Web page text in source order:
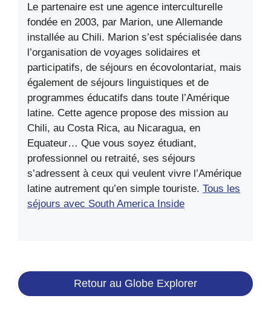
Le partenaire est une agence interculturelle
fondée en 2003, par Marion, une Allemande
installée au Chili. Marion s’est spécialisée dans
l’organisation de voyages solidaires et
participatifs, de séjours en écovolontariat, mais
également de séjours linguistiques et de
programmes éducatifs dans toute l’Amérique
latine. Cette agence propose des mission au
Chili, au Costa Rica, au Nicaragua, en
Equateur… Que vous soyez étudiant,
professionnel ou retraité, ses séjours
s’adressent à ceux qui veulent vivre l’Amérique
latine autrement qu’en simple touriste. Tous les
séjours avec South America Inside
Retour au Globe Explorer